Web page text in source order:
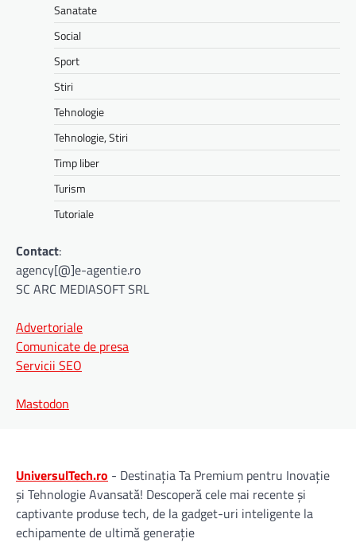
Sanatate
Social
Sport
Stiri
Tehnologie
Tehnologie, Stiri
Timp liber
Turism
Tutoriale
Contact:
agency[@]e-agentie.ro
SC ARC MEDIASOFT SRL
Advertoriale
Comunicate de presa
Servicii SEO
Mastodon
UniversulTech.ro - Destinația Ta Premium pentru Inovație
și Tehnologie Avansată! Descoperă cele mai recente și
captivante produse tech, de la gadget-uri inteligente la
echipamente de ultimă generație